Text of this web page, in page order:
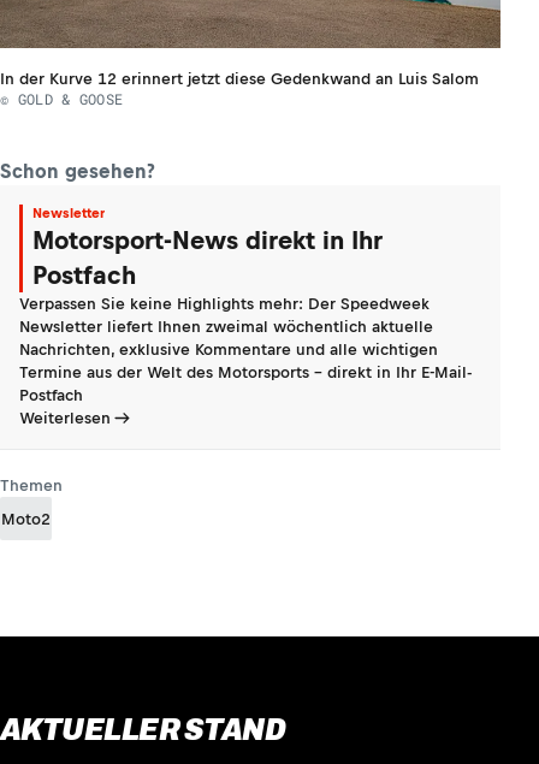
In der Kurve 12 erinnert jetzt diese Gedenkwand an Luis Salom
© GOLD & GOOSE
Schon gesehen?
Newsletter
Motorsport-News direkt in Ihr
Postfach
Verpassen Sie keine Highlights mehr: Der Speedweek
Newsletter liefert Ihnen zweimal wöchentlich aktuelle
Nachrichten, exklusive Kommentare und alle wichtigen
Termine aus der Welt des Motorsports - direkt in Ihr E-Mail-
Postfach
Weiterlesen
Themen
Moto2
AKTUELLER STAND